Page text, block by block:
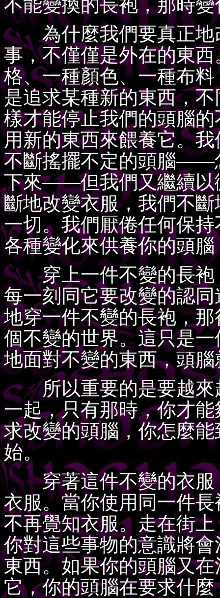
不能變換的長袍，那時
為什麼我們要真正地
事，不僅僅是外在的東
格、一種顏色、一種布
是追求某種新的東西，
樣才能停止我們的頭腦
用新的東西來餵養它。
不斷搖擺不定的頭腦——
下來——但我們又繼續以
斷地改變衣服，我們不
一切。我們厭倦任何保
各種變化來供養你的頭
穿上一件不變的長袍
每一刻同它要改變的認
地穿一件不變的長袍，
個不變的世界。這只是
地面對不變的東西，頭
所以重要的是要越來
一起，只有那時，你才
求改變的頭腦，你怎麼
始。
穿著這件不變的衣服
衣服。當你使用同一件
不再覺知衣服。走在街
你對這些事物的意識將
東西。如果你的頭腦又
它，你的頭腦在要求什麼